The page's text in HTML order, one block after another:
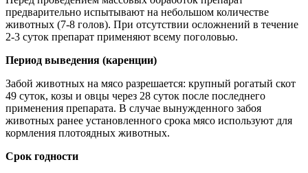
предварительно испытывают на небольшом количестве
животных (7-8 голов). При отсутствии осложнений в течение
2-3 суток препарат применяют всему поголовью.
Период выведения (каренции)
Забой животных на мясо разрешается: крупный рогатый скот
49 суток, козы и овцы через 28 суток после последнего
применения препарата. В случае вынужденного забоя
животных ранее установленного срока мясо используют для
кормления плотоядных животных.
Срок годности